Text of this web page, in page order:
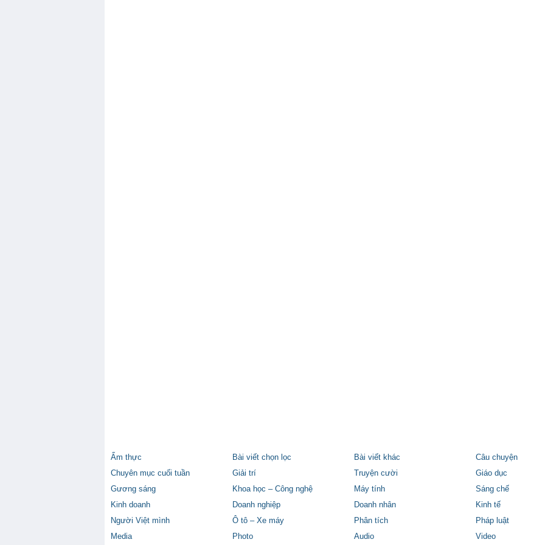
Ẩm thực Bài viết chọn lọc Bài viết khác Câu chuyện
Chuyên mục cuối tuần
Giải trí Truyện cười Giáo dục
Gương sáng
Khoa học – Công nghệ Máy tính Sáng chế
Kinh doanh
Doanh nghiệp Doanh nhân Kinh tế
Người Việt mình
Ô tô – Xe máy Phân tích Pháp luật
Media
Photo Audio Video